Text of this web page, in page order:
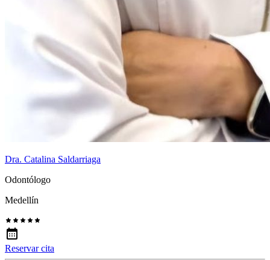
Dra. Catalina Saldarriaga
Odontólogo
Medellín
Reservar cita